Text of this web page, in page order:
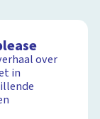
over
in